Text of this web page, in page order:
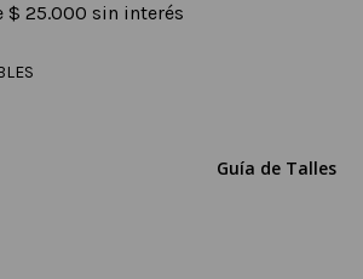
$ 25.000 sin interés
Guía de Talles